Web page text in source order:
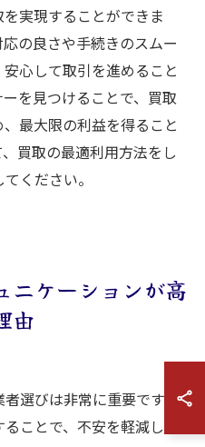
実現することができま
の良さや手続きのスムー
心して取引を進めること
を見つけることで、買取
最大限の利益を得ること
買取の最適利用方法をし
ください。
ニケーションが高
由
選びは非常に重要です。
ことで、不安を軽減し、